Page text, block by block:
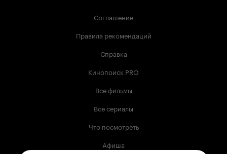
Соглашение
Правила рекомендаций
Справка
Кинопоиск PRO
Все фильмы
Все сериалы
Что посмотреть
Афиша